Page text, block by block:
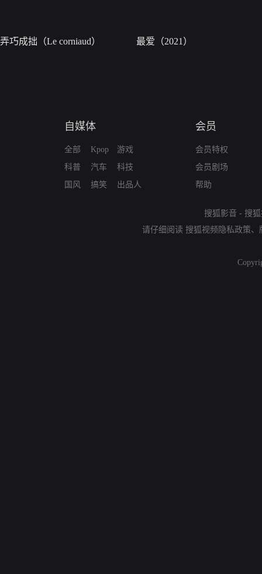
弄巧成拙（Le corniaud） 最爱（2021）
自媒体
全部
科普
国风
Kpop
汽车
搞笑
游戏
科技
出品人
会员
会员特权
会员剧场
帮助
搜狐影音 - 搜
请仔细阅读 搜狐视频隐私政策、